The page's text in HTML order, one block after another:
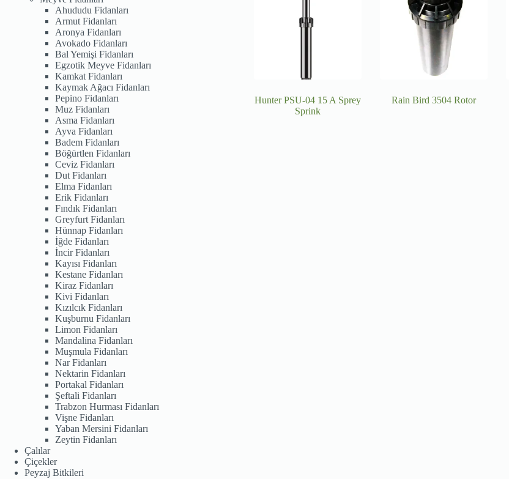
Hunter PSU-04 15 A Sprey
Sprink
Rain Bird 3504 Rotor
Ahududu Fidanları
Armut Fidanları
Aronya Fidanları
Avokado Fidanları
Bal Yemişi Fidanları
Egzotik Meyve Fidanları
Kamkat Fidanları
Kaymak Ağacı Fidanları
Pepino Fidanları
Muz Fidanları
Asma Fidanları
Ayva Fidanları
Badem Fidanları
Böğürtlen Fidanları
Ceviz Fidanları
Dut Fidanları
Elma Fidanları
Erik Fidanları
Fındık Fidanları
Greyfurt Fidanları
Hünnap Fidanları
İğde Fidanları
İncir Fidanları
Kayısı Fidanları
Kestane Fidanları
Kiraz Fidanları
Kivi Fidanları
Kızılcık Fidanları
Kuşburnu Fidanları
Limon Fidanları
Mandalina Fidanları
Muşmula Fidanları
Nar Fidanları
Nektarin Fidanları
Portakal Fidanları
Şeftali Fidanları
Trabzon Hurması Fidanları
Vişne Fidanları
Yaban Mersini Fidanları
Zeytin Fidanları
Çalılar
Çiçekler
Peyzaj Bitkileri